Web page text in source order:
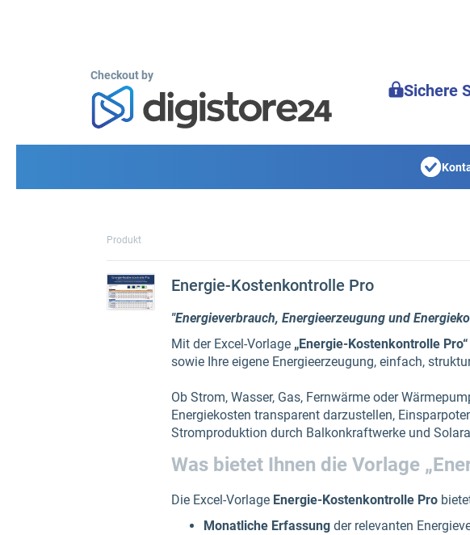
Checkout by
Sichere
Produkt
Energie-Kostenkontrolle Pro
"Energieverbrauch, Energieerzeugung und
Mit der Excel-Vorlage „Energie-Kostenkontrolle Pro“
sowie Ihre eigene Energieerzeugung, einfach,
Ob Strom, Wasser, Gas, Fernwärme oder
Energiekosten transparent darzustellen,
Stromproduktion durch Balkonkraftwerke und
Was bietet Ihnen die Vorlage
Die Excel-Vorlage Energie-Kostenkontrolle Pro
Monatliche Erfassung der relevanten